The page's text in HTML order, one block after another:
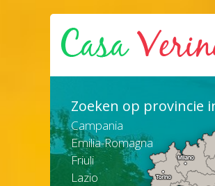
Zoeken op provincie
Campania
Emilia-Romagna
Friuli
Lazio